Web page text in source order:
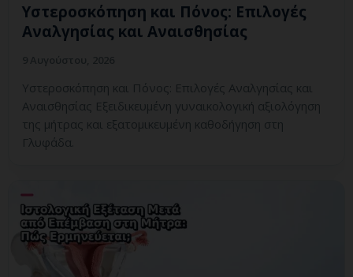
Υστεροσκόπηση και Πόνος: Επιλογές
Αναλγησίας και Αναισθησίας
Υστεροσκόπηση και Πόνος: Επιλογές Αναλγησίας και
Αναισθησίας Εξειδικευμένη γυναικολογική αξιολόγηση
της μήτρας και εξατομικευμένη καθοδήγηση στη
Γλυφάδα.